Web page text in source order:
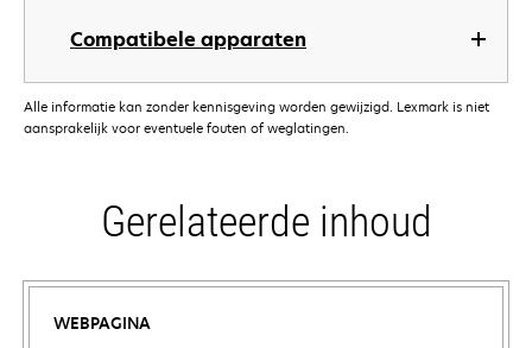
Compatibele apparaten
Alle informatie kan zonder kennisgeving worden gewijzigd. Lexmark is niet
aansprakelijk voor eventuele fouten of weglatingen.
Gerelateerde inhoud
WEBPAGINA